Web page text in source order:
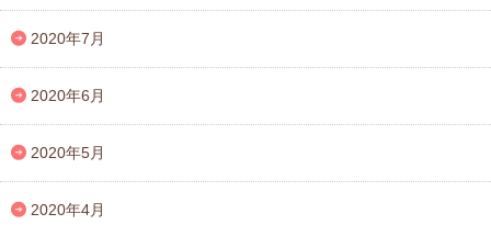
2020年7月
2020年6月
2020年5月
2020年4月